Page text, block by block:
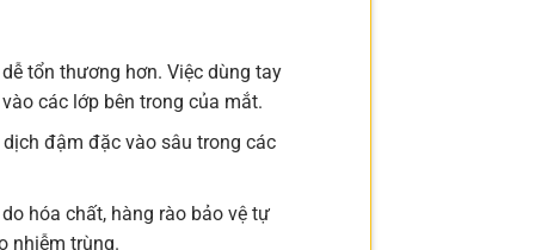
tổn thương hơn. Việc dùng tay
các lớp bên trong của mắt.
đậm đặc vào sâu trong các
hóa chất, hàng rào bảo vệ tự
nhiễm trùng.